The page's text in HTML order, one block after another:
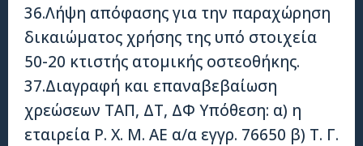
36.Λήψη απόφασης για την παραχώρηση
δικαιώματος χρήσης της υπό στοιχεία
50-20 κτιστής ατομικής οστεοθήκης.
37.Διαγραφή και επαναβεβαίωση
χρεώσεων ΤΑΠ, ΔΤ, ΔΦ Υπόθεση: α) η
εταιρεία Ρ. Χ. Μ. ΑΕ α/α εγγρ. 76650 β) Τ. Γ.